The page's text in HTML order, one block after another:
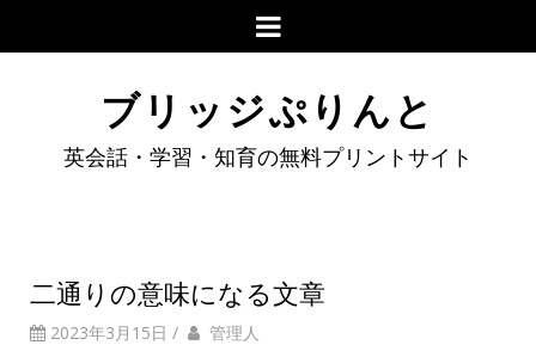
ブリッジぷりんと
英会話・学習・知育の無料プリントサイト
二通りの意味になる文章
2023年3月15日 / 管理人